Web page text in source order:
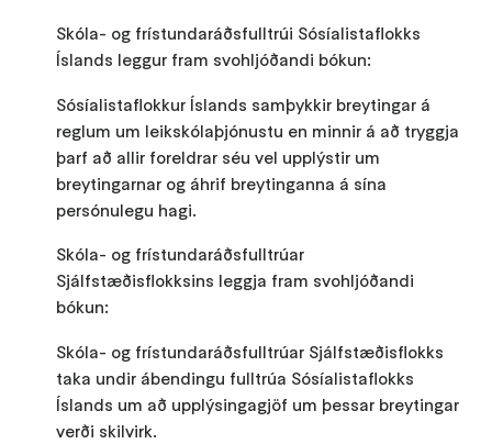
Skóla- og frístundaráðsfulltrúi Sósíalistaflokks
Íslands leggur fram svohljóðandi bókun:
Sósíalistaflokkur Íslands samþykkir breytingar á
reglum um leikskólaþjónustu en minnir á að tryggja
þarf að allir foreldrar séu vel upplýstir um
breytingarnar og áhrif breytinganna á sína
persónulegu hagi.
Skóla- og frístundaráðsfulltrúar
Sjálfstæðisflokksins leggja fram svohljóðandi
bókun:
Skóla- og frístundaráðsfulltrúar Sjálfstæðisflokks
taka undir ábendingu fulltrúa Sósíalistaflokks
Íslands um að upplýsingagjöf um þessar breytingar
verði skilvirk.